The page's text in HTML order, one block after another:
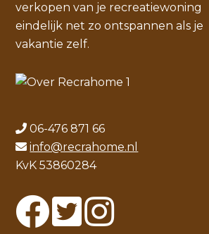
verkopen van je recreatiewoning
eindelijk net zo ontspannen als je
vakantie zelf.
06-476 871 66
info@recrahome.nl
KvK 53860284